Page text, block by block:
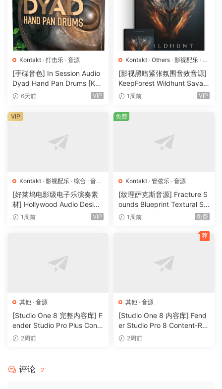
Kontakt · 打击乐 · 音源
[手碟音色] In Session Audio
Dyad Hand Pan Drums [KO
NTAKT]（4.33GB）
6天前 VIP
Kontakt · Others · 影视配乐 · 环
境铺底· 素材 ·采样 ·音效特殊·
音源
[影视黑暗紧张氛围音效音源]
KeepForest Wildhunt Savag
e Ritual Tension [WAV, KON
1周前 VIP
Kontakt · 影视配乐 · 综合 · 音效
特殊· 音源
[好莱坞电影级电子乐演奏素
材] Hollywood Audio Design
FUTURE WORLDS [KONTAK
1周前 VIP
VIP
Kontakt · 管弦乐 · 音源
[纹理萨克斯音源] Fracture S
ounds Blueprint Textural Sa
x (Woodwind Experiments)
1周前 免费
免费
其他 · 音源
[Studio One 8 完整内容库] F
ender Studio Pro Plus Conte
nt 2026-R2R（166GB）
2周前
其他 · 音源
[Studio One 8 内容库] Fend
er Studio Pro 8 Content-R2
R（33.5GB）
2周前
荐
评论 2